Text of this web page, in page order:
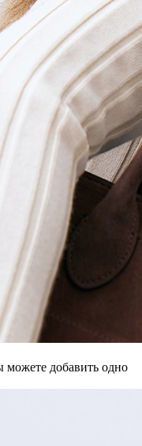
можете добавить одно